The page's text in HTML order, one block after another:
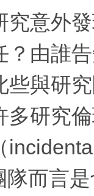
意外發
？由誰
些與研
多研究
隊而言